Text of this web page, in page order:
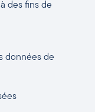
des fins de
données de